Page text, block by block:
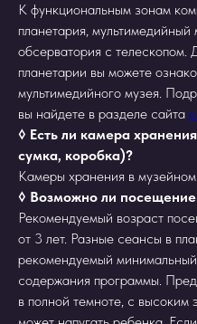
К функциональным зонам
планетария,
обсерватория с телескопом.
планетарии вы можете
мультимедийного музея.
вы найдете в разделе сайта
◊ Есть ли камера
сумка, коробка)?
Камеры хранения в
◊ Возможно ли
Рекомендуемый возраст
от 3 лет. Разные сеансы в
рекомендуемый
содержания программы.
в полной темноте, с высоким